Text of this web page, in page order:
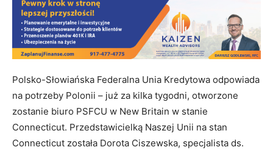
Polsko-Słowiańska Federalna Unia Kredytowa odpowiada
na potrzeby Polonii – już za kilka tygodni, otworzone
zostanie biuro PSFCU w New Britain w stanie
Connecticut. Przedstawicielką Naszej Unii na stan
Connecticut została Dorota Ciszewska, specjalista ds.